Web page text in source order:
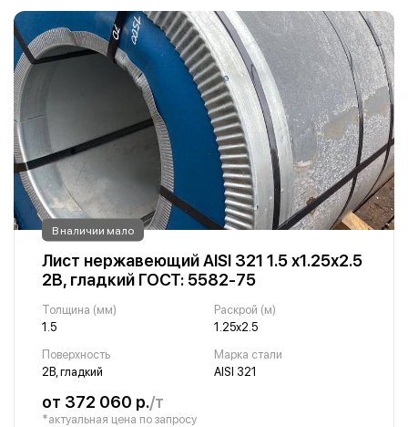
В наличии мало
Лист нержавеющий AISI 321 1.5 х1.25х2.5
2B, гладкий ГОСТ: 5582-75
Толщина (мм)
1.5
Раскрой (м)
1.25х2.5
Поверхность
2B, гладкий
Марка стали
AISI 321
от 372 060 р./т
*актуальная цена по запросу